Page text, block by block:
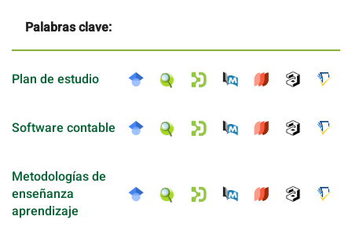
Palabras clave:
Plan de estudio
Software contable
Metodologías de
enseñanza
aprendizaje